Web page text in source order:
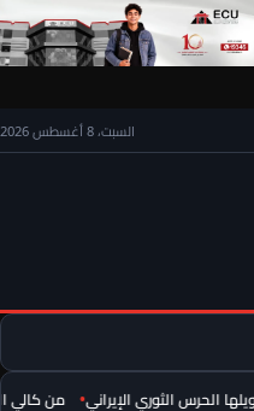
السبت، 8 أغسطس 2026
الثوري الإيراني من كالي